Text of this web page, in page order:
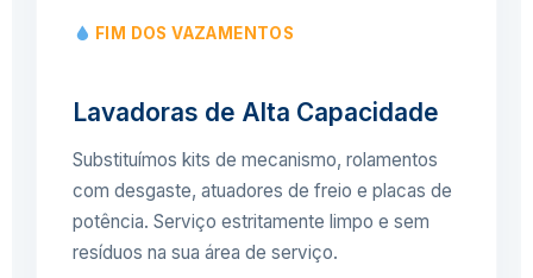
FIM DOS VAZAMENTOS
Lavadoras de Alta Capacidade
Substituímos kits de mecanismo, rolamentos
com desgaste, atuadores de freio e placas de
potência. Serviço estritamente limpo e sem
resíduos na sua área de serviço.